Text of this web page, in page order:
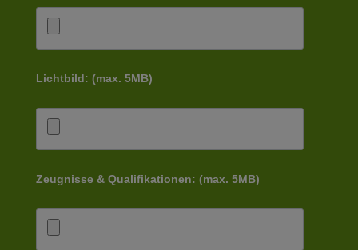
Lichtbild: (max. 5MB)
Zeugnisse & Qualifikationen: (max. 5MB)